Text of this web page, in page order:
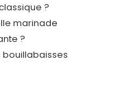
?
marinade
?